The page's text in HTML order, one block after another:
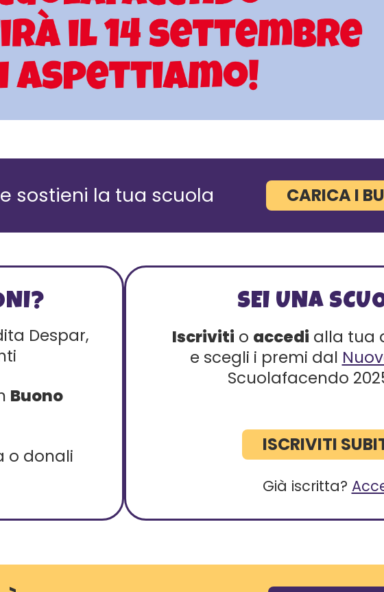
e sostieni la tua scuola CARICA I
Despar,
Buono
o donali
SEI UNA
Iscriviti o accedi alla tua
e scegli i premi dal
Scuolafacendo
ISCRIVITI
Già iscritta?